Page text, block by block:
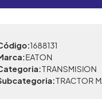
1688131
EATON
TRANSMISION
TRACTOR